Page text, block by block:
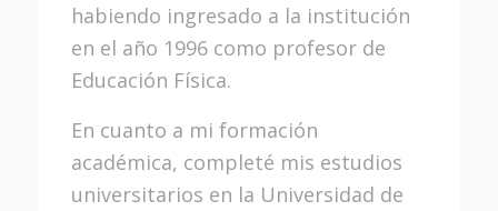
habiendo ingresado a la institución
en el año 1996 como profesor de
Educación Física.
En cuanto a mi formación
académica, completé mis estudios
universitarios en la Universidad de